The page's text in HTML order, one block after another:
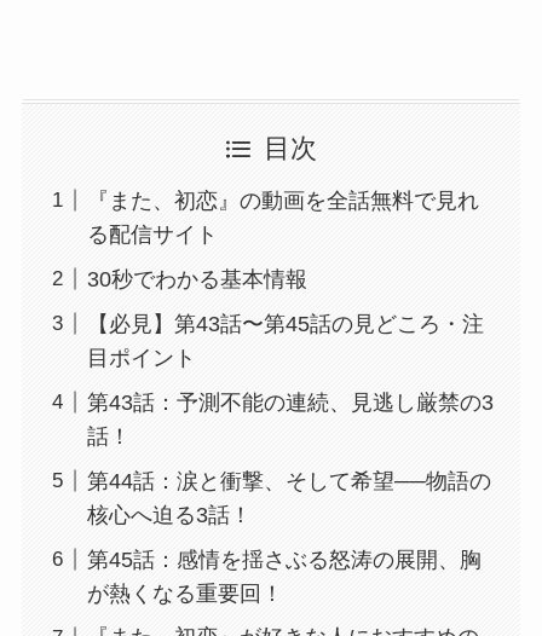
目次
『また、初恋』の動画を全話無料で見れ
る配信サイト
30秒でわかる基本情報
【必見】第43話〜第45話の見どころ・注
目ポイント
第43話：予測不能の連続、見逃し厳禁の3
話！
第44話：涙と衝撃、そして希望──物語の
核心へ迫る3話！
第45話：感情を揺さぶる怒涛の展開、胸
が熱くなる重要回！